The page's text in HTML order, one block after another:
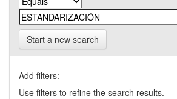
Start a new search
Add filters:
Use filters to refine the search results.